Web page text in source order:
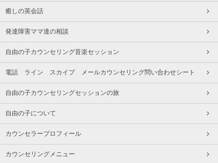
癒しの英会話
発達障害ママ達の相談
自由の子カウンセリング音楽セッション
電話 ライン スカイプ メールカウンセリング問い合わせシート
自由の子カウンセリングセッションの旅
自由の子について
カウンセラープロフィール
カウンセリングメニュー